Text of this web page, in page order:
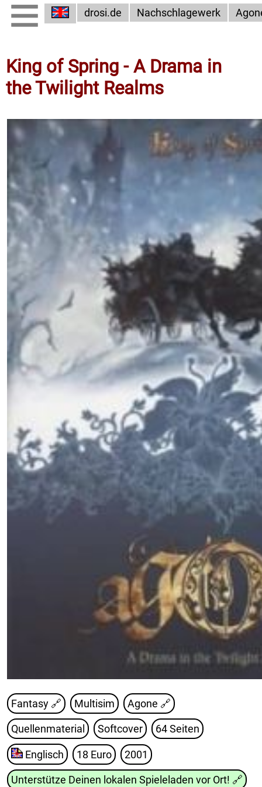
drosi.de Nachschlagewerk
King of Spring - A Drama in
the Twilight Realms
Fantasy 🔗 Multisim Agone 🔗
Quellenmaterial Softcover 64 Seiten
Englisch 18 Euro 2001
Unterstütze Deinen lokalen Spieleladen vor Ort! 🔗